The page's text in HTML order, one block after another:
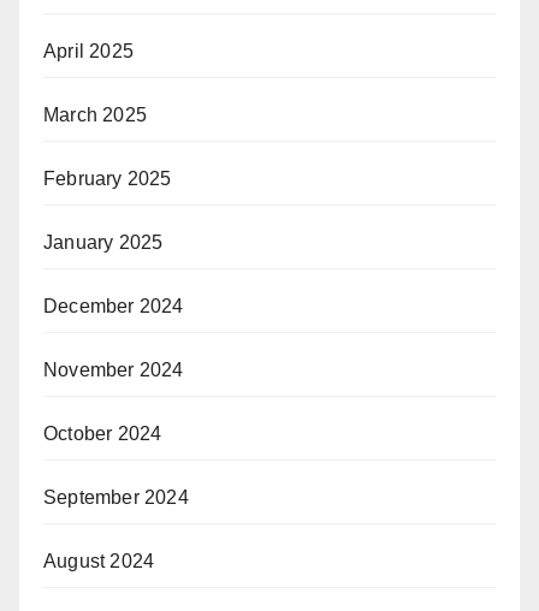
April 2025
March 2025
February 2025
January 2025
December 2024
November 2024
October 2024
September 2024
August 2024